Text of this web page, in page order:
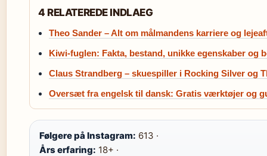
4 RELATEREDE INDLAEG
Theo Sander – Alt om målmandens karriere og
Kiwi-fuglen: Fakta, bestand, unikke egenskaber og
Claus Strandberg – skuespiller i Rocking Silver og
Oversæt fra engelsk til dansk: Gratis værktøjer og
Følgere på Instagram: 613 ·
Års erfaring: 18+ ·